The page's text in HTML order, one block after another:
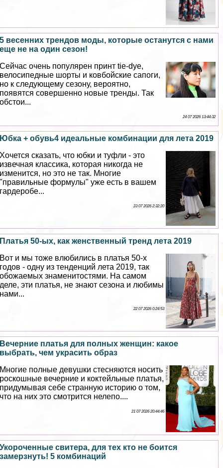
5 весенних трендов моды, которые останутся с нами
еще не на один сезон!
Сейчас очень популярен принт tie-dye,
велосипедные шорты и ковбойские сапоги,
но к следующему сезону, вероятно,
появятся совершенно новые тренды. Так
обстои...
24 07 2026 13:44:32
Юбка + обувь4 идеальные комбинации для лета 2019
Хочется сказать, что юбки и туфли - это
извечная классика, которая никогда не
изменится, но это не так. Многие
"правильные формулы" уже есть в вашем
гардеробе...
23 07 2026 2:32:20
Платья 50-ых, как женственный тренд лета 2019
Вот и мы тоже влюбились в платья 50-х
годов - одну из тенденций лета 2019, так
обожаемых знаменитостями. На самом
деле, эти платья, не знают сезона и любимы
нами...
22 07 2026 0:24:53
Вечерние платья для полных женщин: какое
выбрать, чем украсить образ
Многие полные дeвyшки стесняются носить
роскошные вечерние и коктейльные платья,
придумывая себе странную историю о том,
что на них это смотрится нелепо....
21 07 2026 20:44:46
Укороченные свитера, для тех кто не боится
замерзнуть! 5 комбинаций